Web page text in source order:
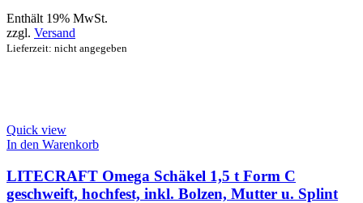
Enthält 19% MwSt.
zzgl. Versand
Lieferzeit: nicht angegeben
Quick view
In den Warenkorb
LITECRAFT Omega Schäkel 1,5 t Form C
geschweift, hochfest, inkl. Bolzen, Mutter u. Splint